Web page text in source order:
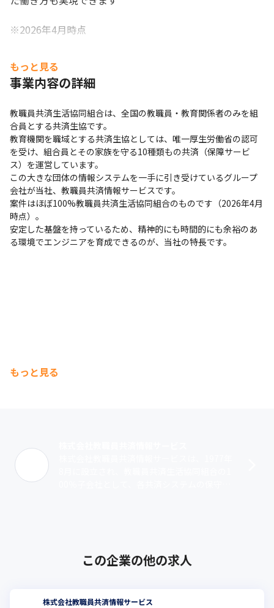
※2026年4月時点
もっと見る
事業内容の詳細
教職員共済生活協同組合は、全国の教職員・教育関係者のみを組
合員とする共済生協です。
教育機関を職域とする共済生協としては、唯一厚生労働省の認可
を受け、組合員とその家族を守る10種類もの共済（保障サービ
ス）を運営しています。
この大きな団体の情報システムを一手に引き受けているグループ
会社が当社、教職員共済情報サービスです。
案件はほぼ100%教職員共済生活協同組合のものです（2026年4月
時点）。
安定した基盤を持っているため、精神的にも時間的にも余裕のあ
る環境でエンジニアを育成できるのが、当社の特長です。
もっと見る
この企業の他の求人
株式会社教職員共済情報サービス